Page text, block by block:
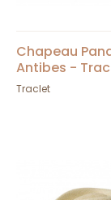
Chapeau
Antibes -
Traclet